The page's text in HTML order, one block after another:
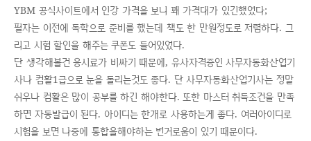
YBM 공식사이트에서 인강 가격을 보니 꽤 가격대가 있긴했었다;
필자는 이전에 독학으로 준비를 했는데 책도 한 만원정도로 저렴하다. 그
리고 시험 할인을 해주는 쿠폰도 들어있었다.
단 생각해볼건 응시료가 비싸기 때문에, 유사자격증인 사무자동화산업기
사나 컴활1급으로 눈을 돌리는것도 좋다. 단 사무자동화산업기사는 정말
쉬우나 컴활은 많이 공부를 하긴 해야한다. 또한 마스터 취득조건을 만족
하면 자동발급이 된다. 아이디는 한개로 사용하는게 좋다. 여러아이디로
시험을 보면 나중에 통합을해야하는 번거로움이 있기 때문이다.